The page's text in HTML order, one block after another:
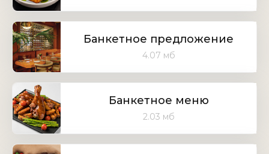
Банкетное предложение
4.07 мб
Банкетное меню
2.03 мб